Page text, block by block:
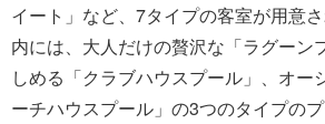
イート」など、7タイプの客室が用意
内には、大人だけの贅沢な「ラグーン
しめる「クラブハウスプール」、オー
ーチハウスプール」の3つのタイプの